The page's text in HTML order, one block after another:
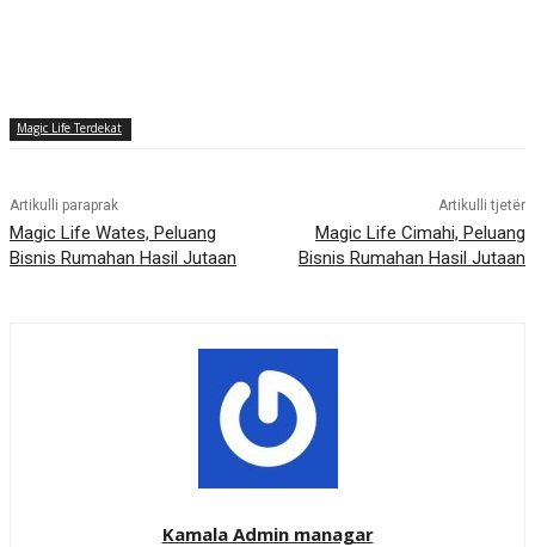
Magic Life Terdekat
Artikulli paraprak
Magic Life Wates, Peluang
Bisnis Rumahan Hasil Jutaan
Artikulli tjetër
Magic Life Cimahi, Peluang
Bisnis Rumahan Hasil Jutaan
Kamala Admin managar